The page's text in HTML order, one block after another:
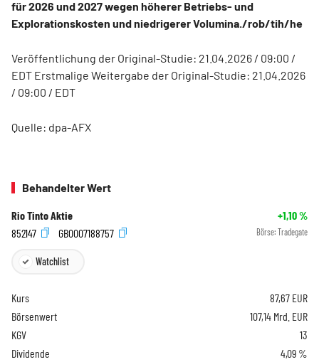
für 2026 und 2027 wegen höherer Betriebs- und
Explorationskosten und niedrigerer Volumina./rob/tih/he
Veröffentlichung der Original-Studie: 21.04.2026 / 09:00 /
EDT Erstmalige Weitergabe der Original-Studie: 21.04.2026
/ 09:00 / EDT
Quelle: dpa-AFX
Behandelter Wert
Rio Tinto Aktie +1,10%
852147
GB0007188757 Börse: Tradegate
Watchlist
Kurs 87,67 EUR
Börsenwert
107,14 Mrd. EUR
KGV
13
Dividende
4,09 %